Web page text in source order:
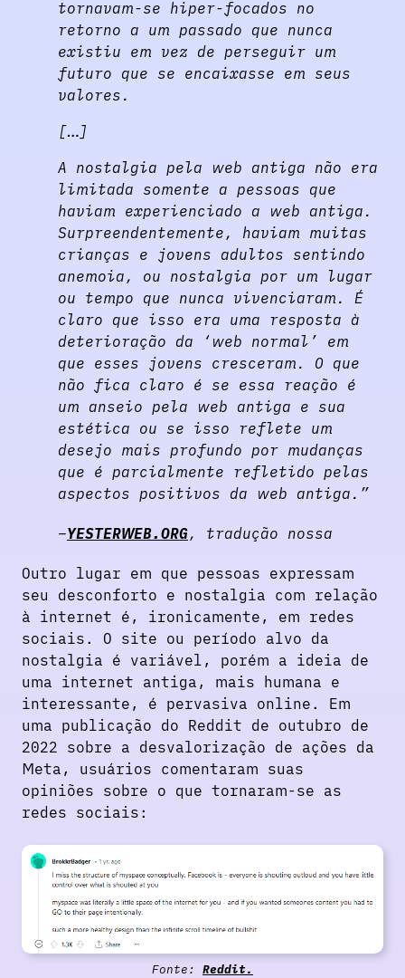
tornavam-se hiper-focados no
retorno a um passado que nunca
existiu em vez de perseguir um
futuro que se encaixasse em seus
valores.
[…]
A nostalgia pela web antiga não era
limitada somente a pessoas que
haviam experienciado a web antiga.
Surpreendentemente, haviam muitas
crianças e jovens adultos sentindo
anemoia, ou nostalgia por um lugar
ou tempo que nunca vivenciaram. É
claro que isso era uma resposta à
deterioração da ‘web normal’ em
que esses jovens cresceram. O que
não fica claro é se essa reação é
um anseio pela web antiga e sua
estética ou se isso reflete um
desejo mais profundo por mudanças
que é parcialmente refletido pelas
aspectos positivos da web antiga.”
YESTERWEB.ORG, tradução nossa
Outro lugar em que pessoas expressam
seu desconforto e nostalgia com relação
à internet é, ironicamente, em redes
sociais. O site ou período alvo da
nostalgia é variável, porém a ideia de
uma internet antiga, mais humana e
interessante, é pervasiva online. Em
uma publicação do Reddit de outubro de
2022 sobre a desvalorização de ações da
Meta, usuários comentaram suas
opiniões sobre o que tornaram-se as
redes sociais:
Fonte: Reddit.